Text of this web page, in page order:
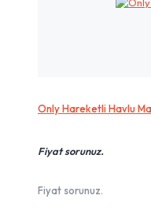
Only Hareketli Havlu
Fiyat sorunuz.
Fiyat sorunuz.